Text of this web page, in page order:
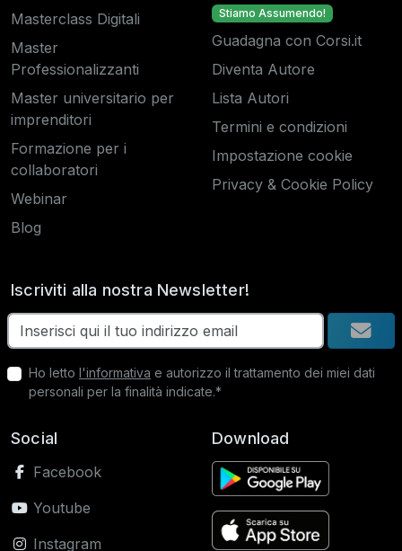
Masterclass Digitali
Master
Professionalizzanti
Master universitario per
imprenditori
Formazione per i
collaboratori
Webinar
Blog
Stiamo Assumendo!
Guadagna con Corsi.it
Diventa Autore
Lista Autori
Termini e condizioni
Impostazione cookie
Privacy & Cookie Policy
Iscriviti alla nostra Newsletter!
Ho letto l'informativa e autorizzo il trattamento dei miei dati
personali per la finalità indicate.*
Social
Facebook
Youtube
Instagram
Download